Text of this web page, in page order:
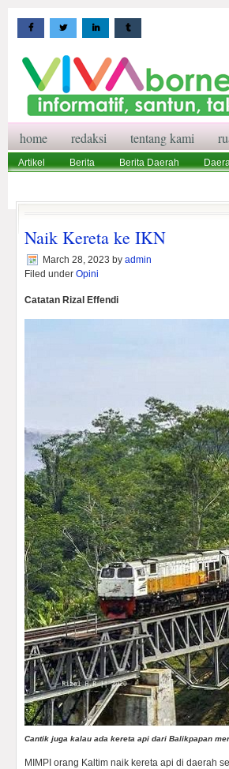
home redaksi tentang kami
Artikel Berita Berita Daerah
Naik Kereta ke IKN
March 28, 2023 by admin
Filed under Opini
Catatan Rizal Effendi
Cantik juga kalau ada kereta api dari Balikpapan
MIMPI orang Kaltim naik kereta api di daerah